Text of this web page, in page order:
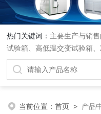
热门关键词： 主要生产与销
试验箱、高低温交变试验箱
老化箱、恒温恒湿实验室、
箱、各种振动试验台、拉力
当前位置：首页 > 产品